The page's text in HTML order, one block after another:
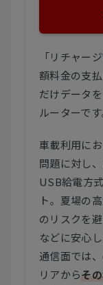
「リチャー
額料金の支
だけデータ
ルーターです
車載利用に
問題に対し
USB給電方
ト。夏場の
のリスクを
などに安心
通信面では
リアからそ